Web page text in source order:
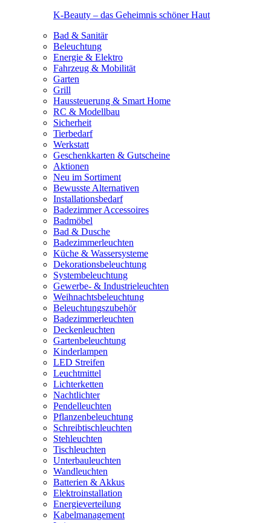
K-Beauty – das Geheimnis schöner Haut
Bad & Sanitär
Beleuchtung
Energie & Elektro
Fahrzeug & Mobilität
Garten
Grill
Haussteuerung & Smart Home
RC & Modellbau
Sicherheit
Tierbedarf
Werkstatt
Geschenkkarten & Gutscheine
Aktionen
Neu im Sortiment
Bewusste Alternativen
Installationsbedarf
Badezimmer Accessoires
Badmöbel
Bad & Dusche
Badezimmerleuchten
Küche & Wassersysteme
Dekorationsbeleuchtung
Systembeleuchtung
Gewerbe- & Industrieleuchten
Weihnachtsbeleuchtung
Beleuchtungszubehör
Badezimmerleuchten
Deckenleuchten
Gartenbeleuchtung
Kinderlampen
LED Streifen
Leuchtmittel
Lichterketten
Nachtlichter
Pendelleuchten
Pflanzenbeleuchtung
Schreibtischleuchten
Stehleuchten
Tischleuchten
Unterbauleuchten
Wandleuchten
Batterien & Akkus
Elektroinstallation
Energieverteilung
Kabelmanagement